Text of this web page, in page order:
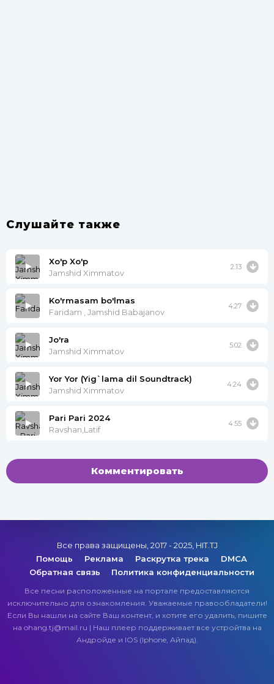
Слушайте также
Xo'p Xo'p
Jamshid Ximmatov
2:13
Ko'rmasam bo'lmas
Faridam , Jamshid Babajanov
4:27
Jo'ra
Jamshid Ximmatov
5:02
Yor Yor (Yig`lama dil Soundtrack)
Jamshid Ximmatov
4:24
Pari Pari 2024
Ravshan,Latif
4:55
Комментировать
Все права защищены, 2017 - 2025, HIT.TJ
Помощь
Реклама Раскрутка трека
DMCA
Обратная связь
Политика конфиденциальности
Все песни расположенные на портале предоставляются
исключительно для ознакомления. Уважаемые правообладатели!
Если Вы нашли на сайте Ваш контент, и хотите его удалить, пишите
на ohang.tj@mail.ru | Наш плеер поддерживает все устройтва на
Андройде и IOS (Iphone, Айпад).